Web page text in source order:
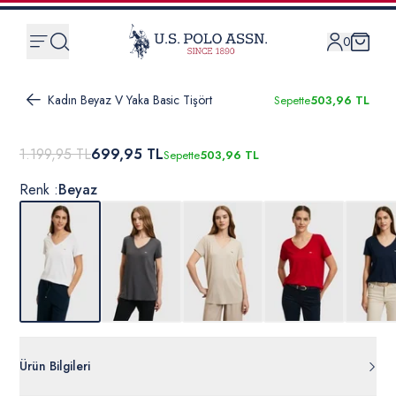
0
Kadın Beyaz V Yaka Basic Tişört Sepette503,96 TL
1.199,95 TL699,95 TLSepette503,96 TL
Renk :Beyaz
Ürün Bilgileri